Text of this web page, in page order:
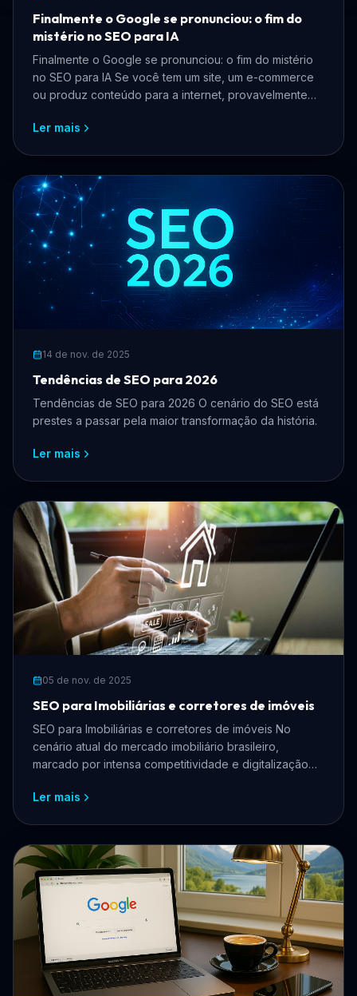
Finalmente o Google se pronunciou: o fim do
mistério no SEO para IA
Finalmente o Google se pronunciou: o fim do mistério
no SEO para IA Se você tem um site, um e-commerce
ou produz conteúdo para a internet, provavelmente
Ler mais
14 de nov. de 2025
Tendências de SEO para 2026
Tendências de SEO para 2026 O cenário do SEO está
prestes a passar pela maior transformação da história.
Ler mais
05 de nov. de 2025
SEO para Imobiliárias e corretores de imóveis
SEO para Imobiliárias e corretores de imóveis No
cenário atual do mercado imobiliário brasileiro,
marcado por intensa competitividade e digitalização
Ler mais